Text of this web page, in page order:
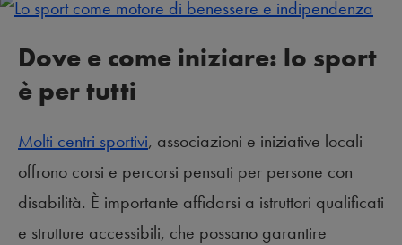
Dove e come iniziare: lo sport
è per tutti
Molti centri sportivi, associazioni e iniziative locali
offrono corsi e percorsi pensati per persone con
disabilità. È importante affidarsi a istruttori qualificati
e strutture accessibili, che possano garantire